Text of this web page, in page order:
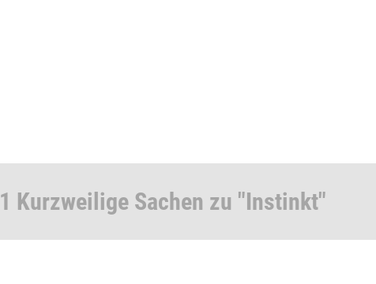
1 Kurzweilige Sachen zu "Instinkt"